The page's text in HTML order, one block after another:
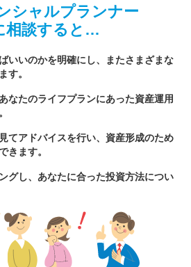
シャルプランナー
相談すると…
いいのかを明確にし、またさまざまな
す。
なたのライフプランにあった資産運用
てアドバイスを行い、資産形成のため
きます。
グし、あなたに合った投資方法につい